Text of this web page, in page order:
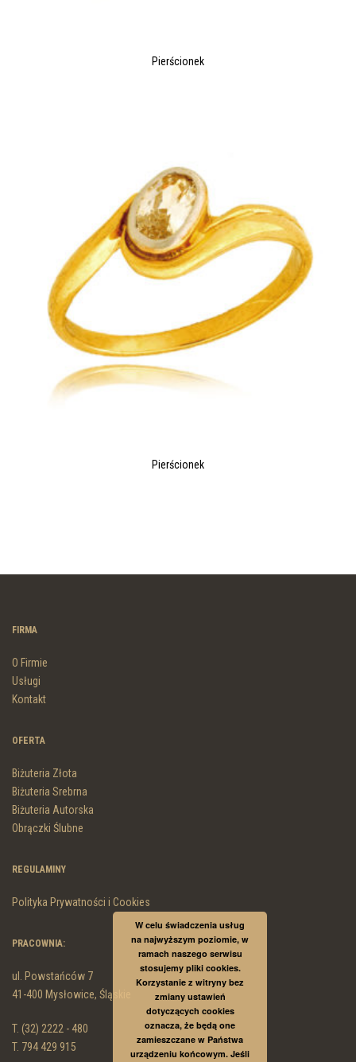
Pierścionek
Pierścionek
FIRMA
O Firmie
Usługi
Kontakt
OFERTA
Biżuteria Złota
Biżuteria Srebrna
Biżuteria Autorska
Obrączki Ślubne
REGULAMINY
Polityka Prywatności i Cookies
PRACOWNIA:
ul. Powstańców 7
41-400 Mysłowice, Śląskie
T. (32) 2222 - 480
T. 794 429 915
W celu świadczenia usług
na najwyższym poziomie, w
ramach naszego serwisu
stosujemy pliki cookies.
Korzystanie z witryny bez
zmiany ustawień
dotyczących cookies
oznacza, że będą one
zamieszczane w Państwa
urządzeniu końcowym. Jeśli